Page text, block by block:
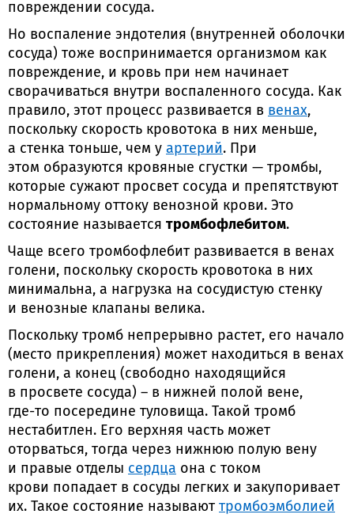
повреждении сосуда.
Но воспаление эндотелия (внутренней оболочки
сосуда) тоже воспринимается организмом как
повреждение, и кровь при нем начинает
сворачиваться внутри воспаленного сосуда. Как
правило, этот процесс развивается в венах,
поскольку скорость кровотока в них меньше,
а стенка тоньше, чем у артерий. При
этом образуются кровяные сгустки — тромбы,
которые сужают просвет сосуда и препятствуют
нормальному оттоку венозной крови. Это
состояние называется тромбофлебитом.
Чаще всего тромбофлебит развивается в венах
голени, поскольку скорость кровотока в них
минимальна, а нагрузка на сосудистую стенку
и венозные клапаны велика.
Поскольку тромб непрерывно растет, его начало
(место прикрепления) может находиться в венах
голени, а конец (свободно находящийся
в просвете сосуда) – в нижней полой вене,
где-то посередине туловища. Такой тромб
нестабитлен. Его верхняя часть может
оторваться, тогда через нижнюю полую вену
и правые отделы сердца она с током
крови попадает в сосуды легких и закупоривает
их. Такое состояние называют тромбоэмболией